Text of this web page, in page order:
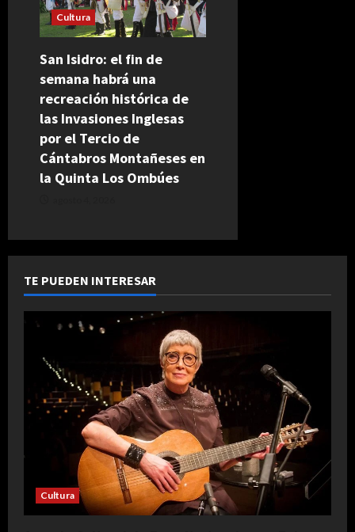
Cultura
San Isidro: el fin de
semana habrá una
recreación histórica de
las Invasiones Inglesas
por el Tercio de
Cántabros Montañeses en
la Quinta Los Ombúes
TE PUEDEN INTERESAR
Cultura